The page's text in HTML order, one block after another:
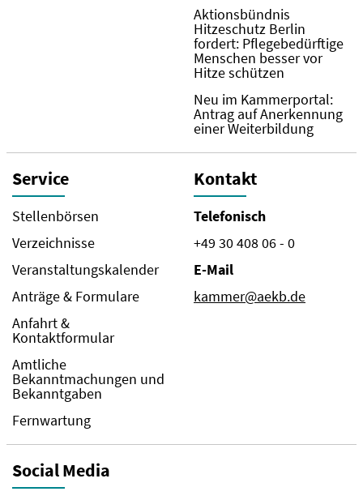
Aktionsbündnis
Hitzeschutz Berlin
fordert: Pflegebedürftige
Menschen besser vor
Hitze schützen
Neu im Kammerportal:
Antrag auf Anerkennung
einer Weiterbildung
Service
Stellenbörsen
Verzeichnisse
Veranstaltungskalender
Anträge & Formulare
Anfahrt &
Kontaktformular
Amtliche
Bekanntmachungen und
Bekanntgaben
Fernwartung
Kontakt
Telefonisch
+49 30 408 06 - 0
E-Mail
kammer@aekb.de
Social Media